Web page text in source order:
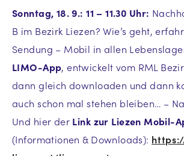
Sonntag, 18. 9.: 11 – 11.30 Uhr:
B im Bezirk Liezen? Wie’s geht,
Sendung – Mobil in allen
LIMO-App, entwickelt vom RML
dann gleich downloaden und dann
auch schon mal stehen bleiben… –
Und hier der Link zur Liezen Mobil-
(Informationen & Downloads):